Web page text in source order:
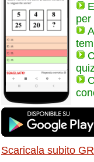
per
Scaricala subito